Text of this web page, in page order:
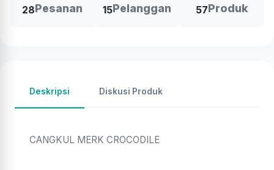
28Pesanan 15Pelanggan 57Produk
Deskripsi Diskusi Produk
CANGKUL MERK CROCODILE